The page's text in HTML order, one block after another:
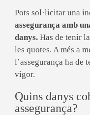
Pots sol·licitar una
assegurança amb
danys. Has de tenir
les quotes. A més a
l’assegurança ha de
vigor.
Quins danys
assegurança?